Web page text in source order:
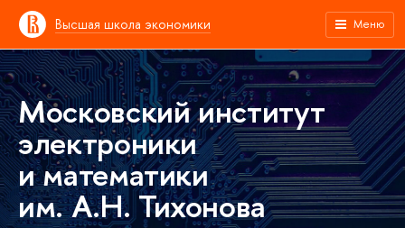
Высшая школа экономики Меню
Московский институт
электроники
и математики
им. А.Н. Тихонова